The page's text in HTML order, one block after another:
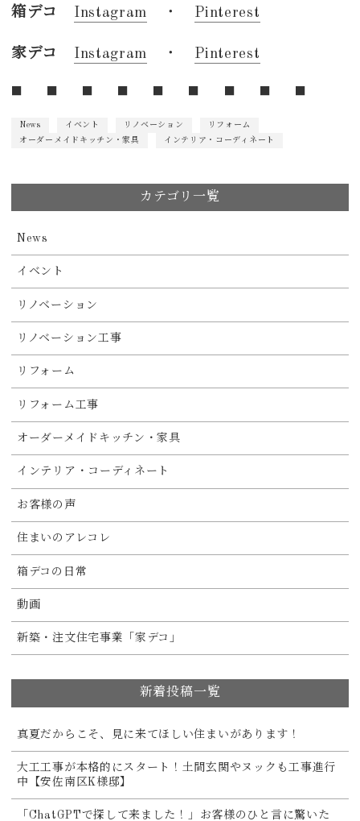
箱デコ Instagram ・ Pinterest
家デコ Instagram ・ Pinterest
News イベント リノベーション
リフォーム
オーダーメイドキッチン・家具
インテリア・コーディネート
カテゴリ一覧
News
イベント
リノベーション
リノベーション工事
リフォーム
リフォーム工事
オーダーメイドキッチン・家具
インテリア・コーディネート
お客様の声
住まいのアレコレ
箱デコの日常
動画
新築・注文住宅事業「家デコ」
新着投稿一覧
真夏だからこそ、見に来てほしい住まいがあります！
大工工事が本格的にスタート！土間玄関やヌックも工事進行
中【安佐南区K様邸】
「ChatGPTで探して来ました！」お客様のひと言に驚いた